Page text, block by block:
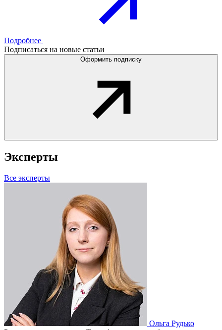
Подробнее
Подписаться на новые статьи
Оформить подписку
Эксперты
Все эксперты
Ольга Рудько